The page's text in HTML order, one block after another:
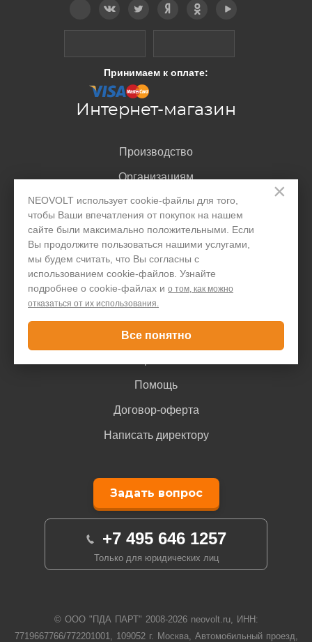
×
NEOVOLT использует cookie-файлы для того,
чтобы Ваши впечатления от покупок на нашем
сайте были максимально положительными. Если
Вы продолжите пользоваться нашими услугами,
мы будем считать, что Вы согласны с
использованием cookie-файлов. Узнайте
подробнее о cookie-файлах и о том, как можно
отказаться от их использования.
Все понятно
Принимаем к оплате:
Интернет-магазин
Производство
Организациям
Акции и скидки
Блог
Контакты
Покупателю
Доставка и оплата
Помощь
Договор-оферта
Написать директору
Задать вопрос
+7 495 646 1257
Только для юридических лиц
© ООО "ПДА ПАРТ" 2008-2026neovolt.ru, ИНН:
7719667766/772201001, 109052 г. Москва, Автомобильный проезд,